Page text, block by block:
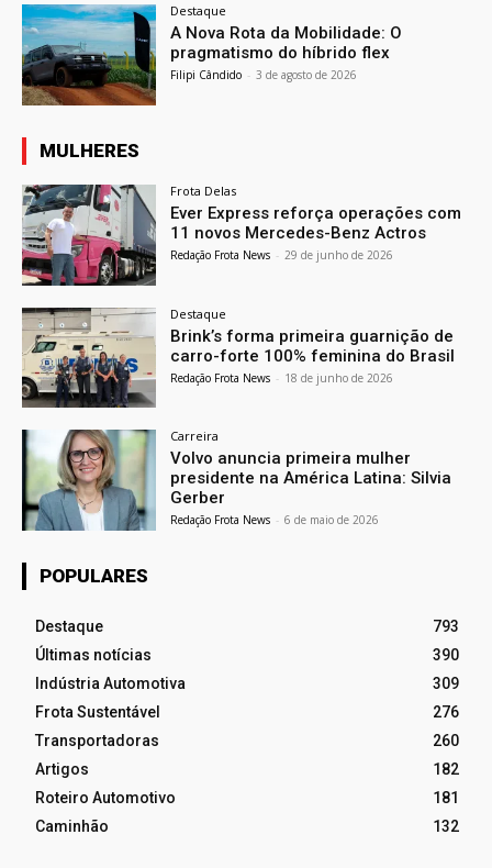
Destaque
A Nova Rota da Mobilidade: O
pragmatismo do híbrido flex
Filipi Cândido - 3 de agosto de 2026
MULHERES
Frota Delas
Ever Express reforça operações com
11 novos Mercedes-Benz Actros
Redação Frota News - 29 de junho de 2026
Destaque
Brink’s forma primeira guarnição de
carro-forte 100% feminina do Brasil
Redação Frota News - 18 de junho de 2026
Carreira
Volvo anuncia primeira mulher
presidente na América Latina: Silvia
Gerber
Redação Frota News - 6 de maio de 2026
POPULARES
Destaque
793
Últimas notícias
390
Indústria Automotiva
309
Frota Sustentável
276
Transportadoras
260
Artigos
182
Roteiro Automotivo
181
Caminhão
132